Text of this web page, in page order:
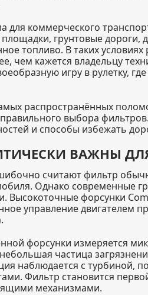
для коммерческого
грунтовые
топливо. В таких
чем кажется владельцу
игру в рулетку,
распространённых
выбора
и способы избежать
ВАЖНЫ
считают фильтр
Однако современные
Высокоточные форсунки
управление двигателем
форсунки измеряется
частица
наблюдается с турбиной,
Фильтр становится
механизмами.